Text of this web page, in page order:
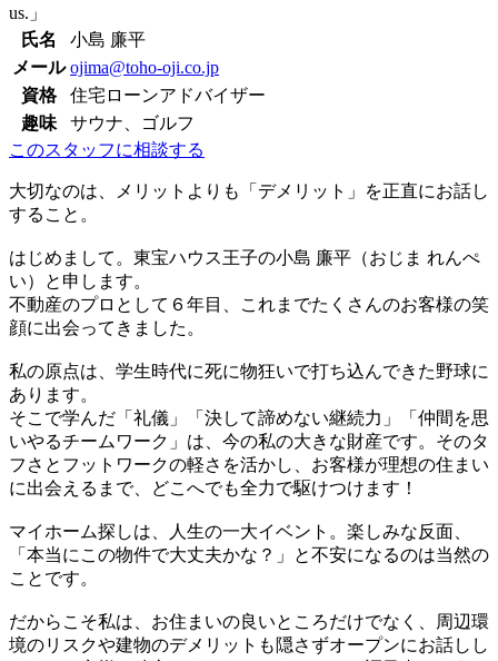
us.」
氏名
小島 廉平
メール ojima@toho-oji.co.jp
資格
住宅ローンアドバイザー
趣味
サウナ、ゴルフ
このスタッフに相談する
大切なのは、メリットよりも「デメリット」を正直にお話し
すること。
はじめまして。東宝ハウス王子の小島 廉平（おじま れんぺ
い）と申します。
不動産のプロとして６年目、これまでたくさんのお客様の笑
顔に出会ってきました。
私の原点は、学生時代に死に物狂いで打ち込んできた野球に
あります。
そこで学んだ「礼儀」「決して諦めない継続力」「仲間を思
いやるチームワーク」は、今の私の大きな財産です。そのタ
フさとフットワークの軽さを活かし、お客様が理想の住まい
に出会えるまで、どこへでも全力で駆けつけます！
マイホーム探しは、人生の一大イベント。楽しみな反面、
「本当にこの物件で大丈夫かな？」と不安になるのは当然の
ことです。
だからこそ私は、お住まいの良いところだけでなく、周辺環
境のリスクや建物のデメリットも隠さずオープンにお話しし